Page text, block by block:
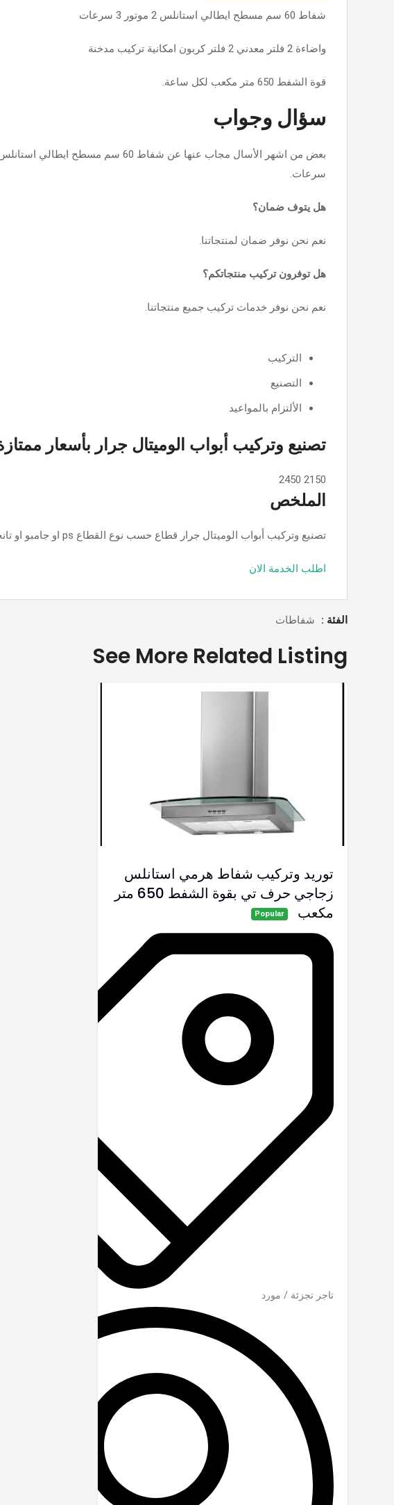
شفاط 60 سم مسطح ایطالي استانلس 2 موتور 3 سرعات
واضاءة 2 فلتر معدني 2 فلتر كربون امكانیة تركیب مدخنة
قوة الشفط 650 متر مكعب لكل ساعة.
سؤال وجواب
سرعات.
هل يتوف ضمان؟
نعم نحن نوفر ضمان لمنتجاتنا.
هل توفرون تركيب منتجاتكم؟
نعم نحن نوفر خدمات تركيب جميع منتجاتنا.
التركيب
التصنيع
الألتزام بالمواعيد
تصنيع وتركيب أبواب الوميتال جرار بأسعار
2150
2450
الملخص
تصنيع وتركيب أبواب الوميتال جرار قطاع حسب نوع القطاع ps او جامبو او تانجو وجميع الألوان والمساحات, حسب الطلب بأسعار ممتازة.
اطلب الخدمة الان
الفئة : شفاطات
See More Related Listing
توريد وتركيب شفاط ھرمي استانلس
زجاجي حرف تي بقوة الشفط 650 متر
مكعب
Popular
تاجر تجزئة / مورد